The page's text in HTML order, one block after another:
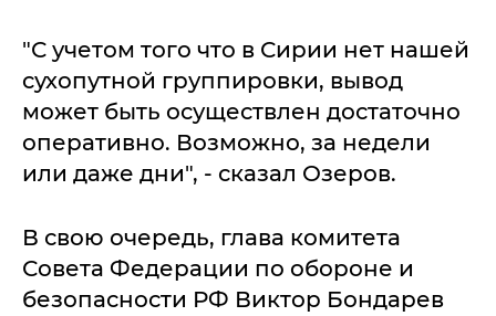
"С учетом того что в Сирии нет нашей
сухопутной группировки, вывод
может быть осуществлен достаточно
оперативно. Возможно, за недели
или даже дни", - сказал Озеров.
В свою очередь, глава комитета
Совета Федерации по обороне и
безопасности РФ Виктор Бондарев